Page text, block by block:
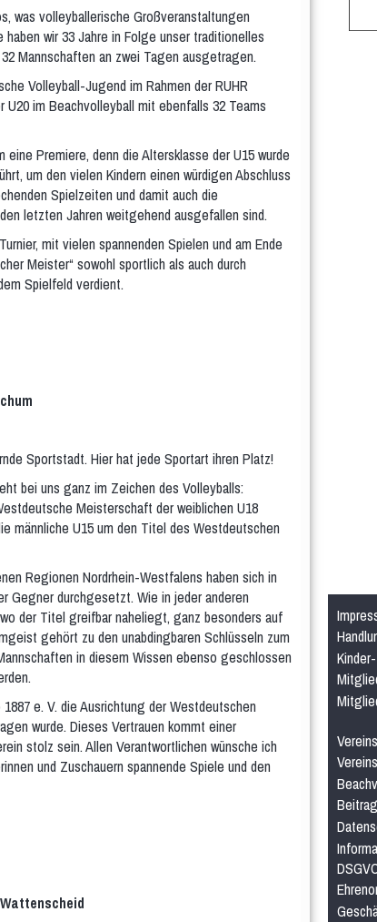
was volleyballerische Großveranstaltungen
wir 33 Jahre in Folge unser traditionelles
Mannschaften an zwei Tagen ausgetragen.
Volleyball-Jugend im Rahmen der RUHR
im Beachvolleyball mit ebenfalls 32 Teams
Premiere, denn die Altersklasse der U15 wurde
um den vielen Kindern einen würdigen Abschluss
Spielzeiten und damit auch die
letzten Jahren weitgehend ausgefallen sind.
mit vielen spannenden Spielen und am Ende
Meister“ sowohl sportlich als auch durch
Spielfeld verdient.
Sportstadt. Hier hat jede Sportart ihren Platz!
bei uns ganz im Zeichen des Volleyballs:
Meisterschaft der weiblichen U18
männliche U15 um den Titel des Westdeutschen
Regionen Nordrhein-Westfalens haben sich in
Gegner durchgesetzt. Wie in jeder anderen
der Titel greifbar naheliegt, ganz besonders auf
gehört zu den unabdingbaren Schlüsseln zum
in diesem Wissen ebenso geschlossen
e. V. die Ausrichtung der Westdeutschen
wurde. Dieses Vertrauen kommt einer
stolz sein. Allen Verantwortlichen wünsche ich
und Zuschauern spannende Spiele und den